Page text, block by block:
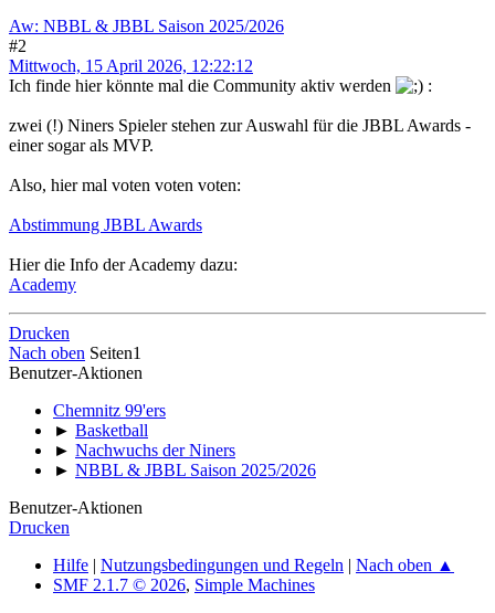
Aw: NBBL & JBBL Saison 2025/2026
#2
Mittwoch, 15 April 2026, 12:22:12
Ich finde hier könnte mal die Community aktiv werden
:
zwei (!) Niners Spieler stehen zur Auswahl für die JBBL Awards -
einer sogar als MVP.
Also, hier mal voten voten voten:
Abstimmung JBBL Awards
Hier die Info der Academy dazu:
Academy
Drucken
Nach oben Seiten1
Benutzer-Aktionen
Chemnitz 99'ers
► Basketball
► Nachwuchs der Niners
► NBBL & JBBL Saison 2025/2026
Benutzer-Aktionen
Drucken
Hilfe | Nutzungsbedingungen und Regeln | Nach oben ▲
SMF 2.1.7 © 2026, Simple Machines